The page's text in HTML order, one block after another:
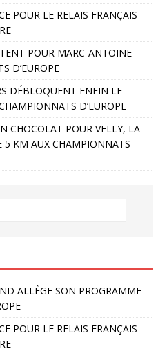
POUR LE RELAIS FRANÇAIS
POUR MARC-ANTOINE
D’EUROPE
DÉBLOQUENT ENFIN LE
D’EUROPE
CHOCOLAT POUR VELLY, LA
5 KM AUX CHAMPIONNATS
ALLÈGE SON PROGRAMME
POUR LE RELAIS FRANÇAIS